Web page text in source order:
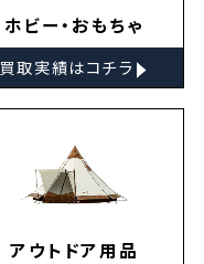
ホビー・おもちゃ
買取実績はコチラ ▸
アウトドア用品